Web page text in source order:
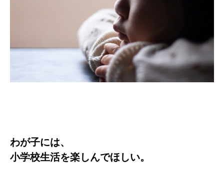
わが子には、
小学校生活を楽しんでほしい。